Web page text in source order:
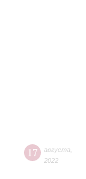
17 августа
2022